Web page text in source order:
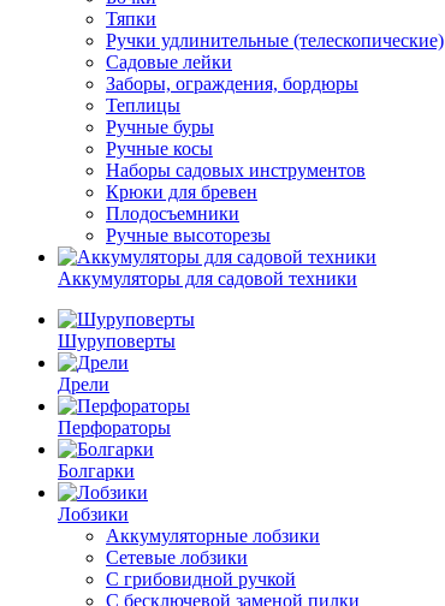
Тяпки
Ручки удлинительные (телескопические)
Садовые лейки
Заборы, ограждения, бордюры
Теплицы
Ручные буры
Ручные косы
Наборы садовых инструментов
Крюки для бревен
Плодосъемники
Ручные высоторезы
Аккумуляторы для садовой техники
Шуруповерты
Дрели
Перфораторы
Болгарки
Лобзики
Аккумуляторные лобзики
Сетевые лобзики
C грибовидной ручкой
С бесключевой заменой пилки